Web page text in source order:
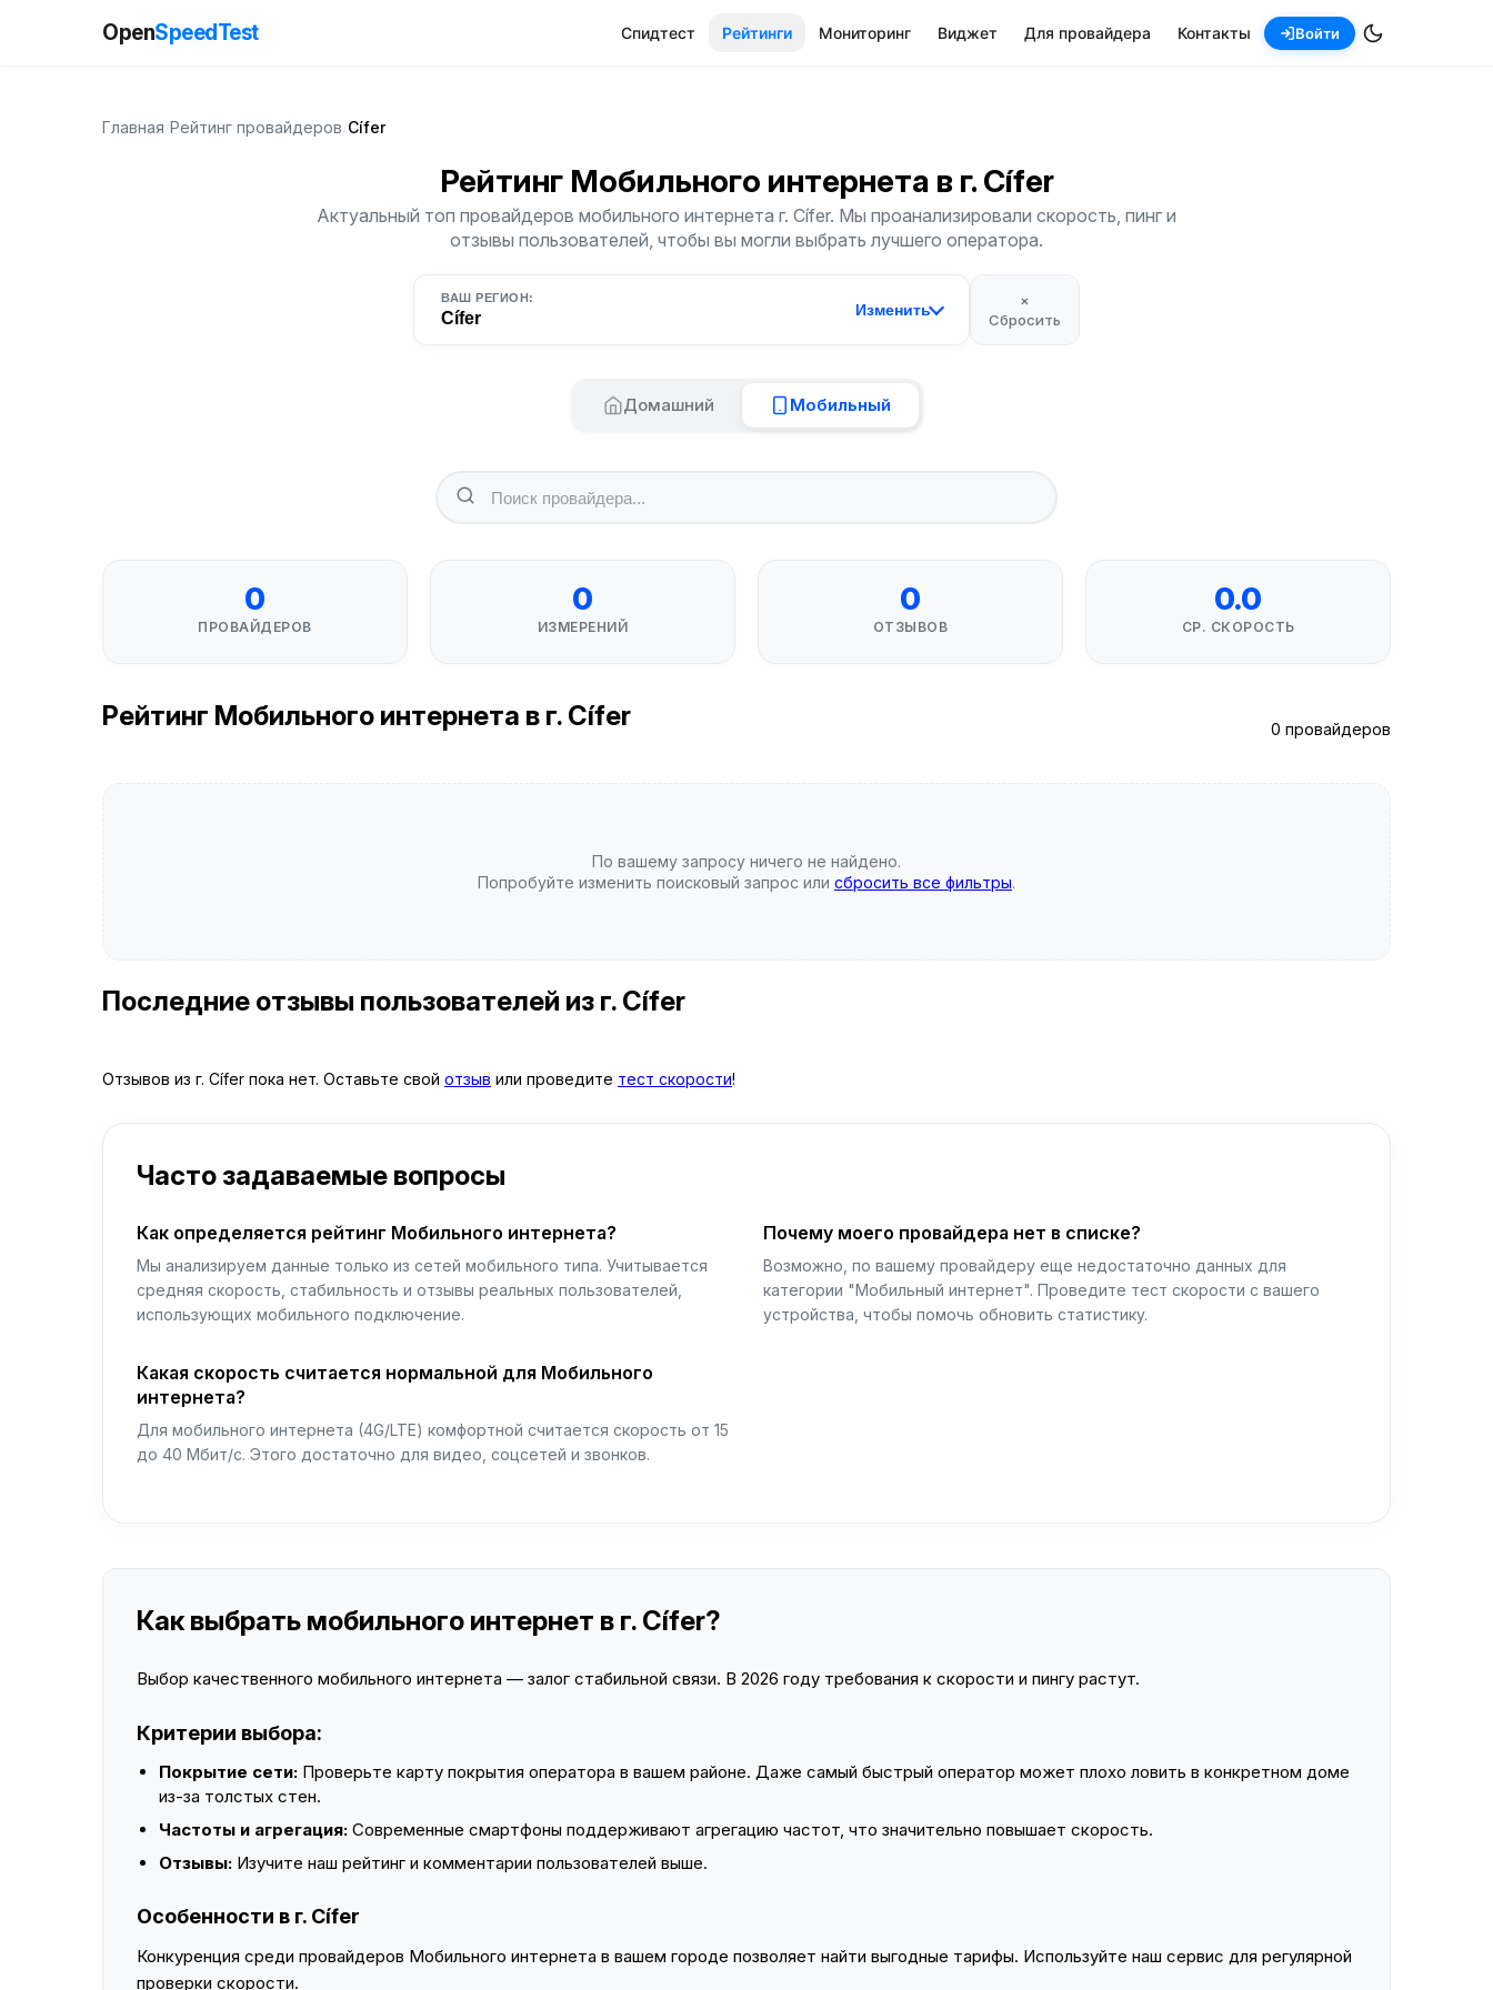
OpenSpeedTest Спидтест Рейтинги Мониторинг Виджет Для провайдера Контакты Войти
Главная Рейтинг провайдеров Cífer
Рейтинг Мобильного интернета в г. Cífer
Актуальный топ провайдеров мобильного интернета г. Cífer. Мы проанализировали скорость, пинг и
отзывы пользователей, чтобы вы могли выбрать лучшего оператора.
ВАШ РЕГИОН:
Cífer Изменить
×
Сбросить
Домашний Мобильный
0
ПРОВАЙДЕРОВ
0
ИЗМЕРЕНИЙ
0
ОТЗЫВОВ
0.0
СР. СКОРОСТЬ
Рейтинг Мобильного интернета в г. Cífer 0 провайдеров
По вашему запросу ничего не найдено.
Попробуйте изменить поисковый запрос или сбросить все фильтры.
Последние отзывы пользователей из г. Cífer
Отзывов из г. Cífer пока нет. Оставьте свой отзыв или проведите тест скорости!
Часто задаваемые вопросы
Как определяется рейтинг Мобильного интернета?
Мы анализируем данные только из сетей мобильного типа. Учитывается
средняя скорость, стабильность и отзывы реальных пользователей,
использующих мобильного подключение.
Почему моего провайдера нет в списке?
Возможно, по вашему провайдеру еще недостаточно данных для
категории "Мобильный интернет". Проведите тест скорости с вашего
устройства, чтобы помочь обновить статистику.
Какая скорость считается нормальной для Мобильного
интернета?
Для мобильного интернета (4G/LTE) комфортной считается скорость от 15
до 40 Мбит/с. Этого достаточно для видео, соцсетей и звонков.
Как выбрать мобильного интернет в г. Cífer?
Выбор качественного мобильного интернета — залог стабильной связи. В 2026 году требования к скорости и пингу растут.
Критерии выбора:
Покрытие сети: Проверьте карту покрытия оператора в вашем районе. Даже самый быстрый оператор может плохо ловить в конкретном доме
из-за толстых стен.
Частоты и агрегация: Современные смартфоны поддерживают агрегацию частот, что значительно повышает скорость.
Отзывы: Изучите наш рейтинг и комментарии пользователей выше.
Особенности в г. Cífer
Конкуренция среди провайдеров Мобильного интернета в вашем городе позволяет найти выгодные тарифы. Используйте наш сервис для регулярной
проверки скорости.